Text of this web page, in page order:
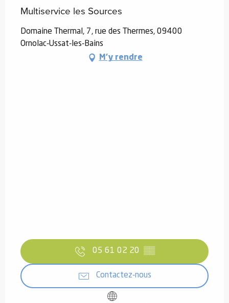
Multiservice les Sources
Domaine Thermal, 7, rue des Thermes, 09400
Ornolac-Ussat-les-Bains
M'y rendre
05 61 02 20 ▒▒
Contactez-nous